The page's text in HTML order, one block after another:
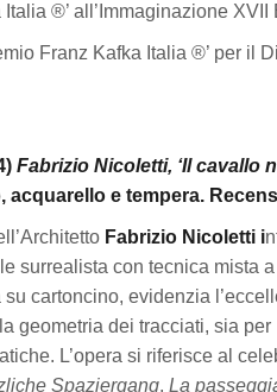
®’ all’Immaginazione XVII
Franz Kafka Italia ®’ per il
Fabrizio Nicoletti, ‘Il cavallo
acquarello e tempera.
Fabrizio Nicoletti i
surrealista con tecnica mista
cartoncino, evidenzia
geometria dei tracciati, sia per
L’opera si riferisce al
Spaziergang, La